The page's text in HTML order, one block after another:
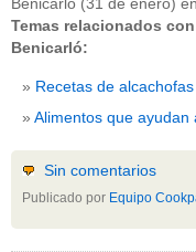
Benicarló (31 de enero)
Temas relacionados
Benicarló:
Recetas de alcachofas
Alimentos que ayudan
Sin comentarios
Publicado por Equipo